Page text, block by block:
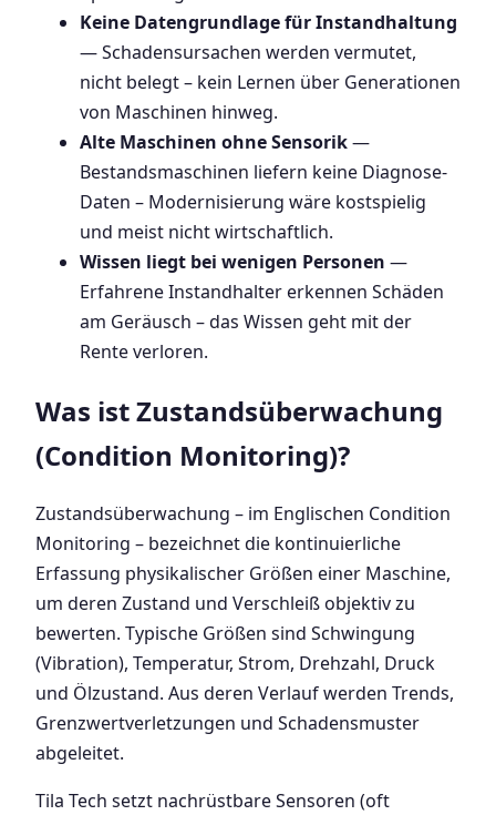
Keine Datengrundlage für Instandhaltung
— Schadensursachen werden vermutet,
nicht belegt – kein Lernen über Generationen
von Maschinen hinweg.
Alte Maschinen ohne Sensorik—
Bestandsmaschinen liefern keine Diagnose-
Daten – Modernisierung wäre kostspielig
und meist nicht wirtschaftlich.
Wissen liegt bei wenigen Personen —
Erfahrene Instandhalter erkennen Schäden
am Geräusch – das Wissen geht mit der
Rente verloren.
Was ist Zustandsüberwachung
(Condition Monitoring)?
Zustandsüberwachung – im Englischen Condition
Monitoring – bezeichnet die kontinuierliche
Erfassung physikalischer Größen einer Maschine,
um deren Zustand und Verschleiß objektiv zu
bewerten. Typische Größen sind Schwingung
(Vibration), Temperatur, Strom, Drehzahl, Druck
und Ölzustand. Aus deren Verlauf werden Trends,
Grenzwertverletzungen und Schadensmuster
abgeleitet.
Tila Tech setzt nachrüstbare Sensoren (oft